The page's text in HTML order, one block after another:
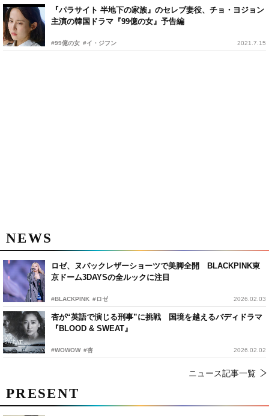
『パラサイト 半地下の家族』のセレブ妻役、チョ・ヨジョン
主演の韓国ドラマ『99億の女』予告編
#99億の女 #イ・ジフン 2021.7.15
NEWS
ロゼ、ヌバックレザーショーツで美脚全開 BLACKPINK東
京ドーム3DAYSの全ルックに注目
#BLACKPINK #ロゼ 2026.02.03
杏が“英語で演じる刑事”に挑戦 国境を越えるバディドラマ
『BLOOD & SWEAT』
#WOWOW #杏 2026.02.02
ニュース記事一覧
PRESENT